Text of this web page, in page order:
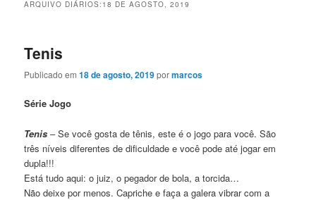
ARQUIVO DIÁRIOS: 18 DE AGOSTO, 2019
Tenis
Publicado em18 de agosto, 2019pormarcos
Série Jogo
Tenis – Se você gosta de tênis, este é o jogo para você. São
três níveis diferentes de dificuldade e você pode até jogar em
dupla!!!
Está tudo aqui: o juiz, o pegador de bola, a torcida…
Não deixe por menos. Capriche e faça a galera vibrar com a